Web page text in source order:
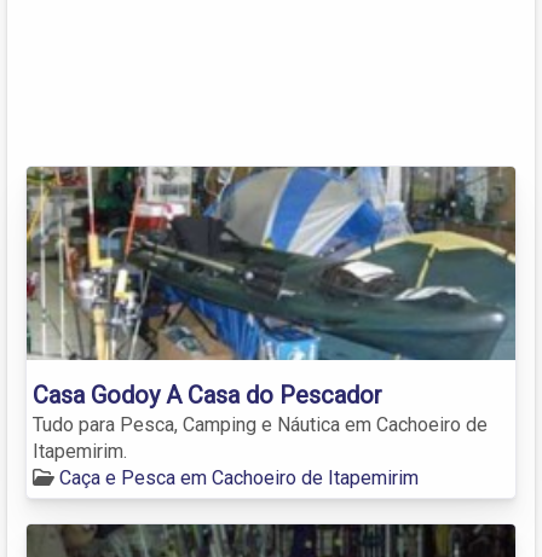
Casa Godoy A Casa do Pescador
Tudo para Pesca, Camping e Náutica em Cachoeiro de
Itapemirim.
Caça e Pesca em Cachoeiro de Itapemirim